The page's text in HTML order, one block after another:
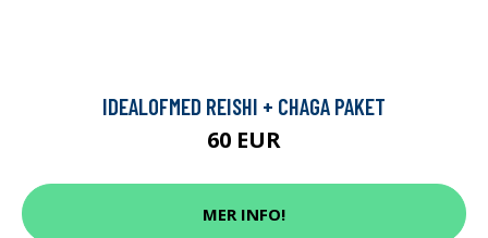
IDEALOFMED REISHI + CHAGA PAKET
60 EUR
MER INFO!